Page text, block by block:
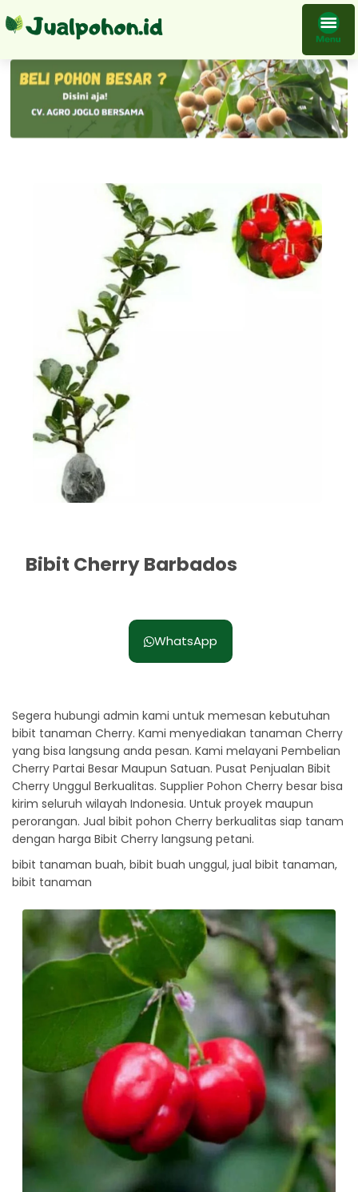
Bibit Tanaman Cherry Barbados Bakal Siansi Siap Partai Atau Ecer
Bibit Cherry Barbados
WhatsApp
Segera hubungi admin kami untuk memesan kebutuhan
bibit tanaman Cherry. Kami menyediakan tanaman Cherry
yang bisa langsung anda pesan. Kami melayani Pembelian
Cherry Partai Besar Maupun Satuan. Pusat Penjualan Bibit
Cherry Unggul Berkualitas. Supplier Pohon Cherry besar bisa
kirim seluruh wilayah Indonesia. Untuk proyek maupun
perorangan. Jual bibit pohon Cherry berkualitas siap tanam
dengan harga Bibit Cherry langsung petani.
bibit tanaman buah, bibit buah unggul, jual bibit tanaman,
bibit tanaman